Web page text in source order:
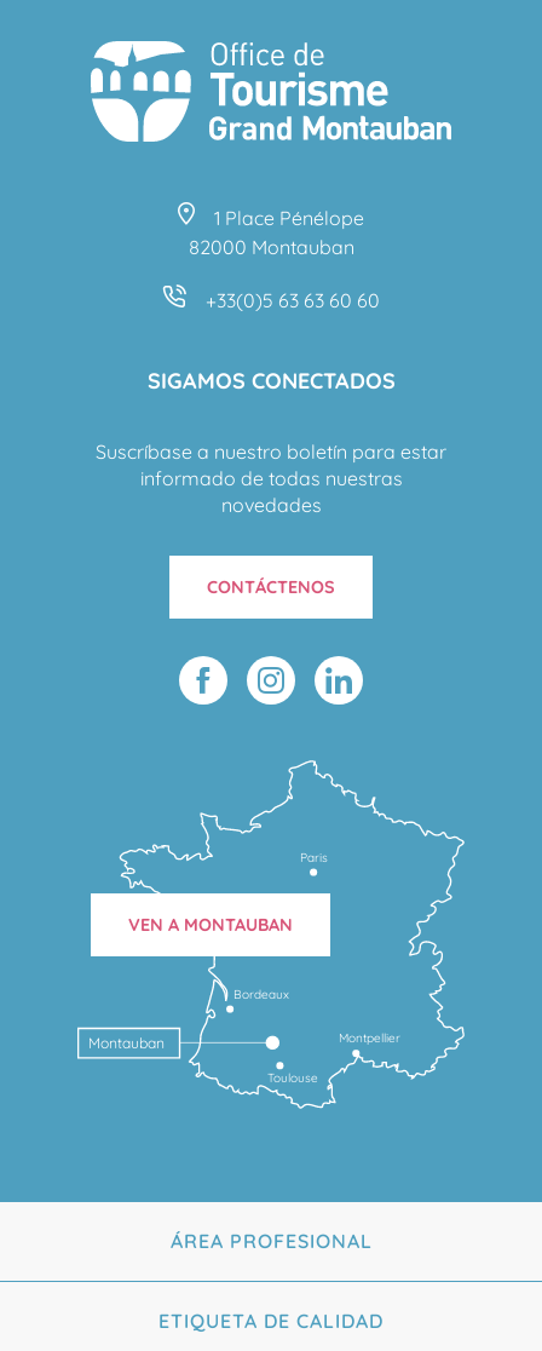
1 Place Pénélope
82000 Montauban
+33(0)5 63 63 60 60
SIGAMOS CONECTADOS
Suscríbase a nuestro boletín para estar
informado de todas nuestras
novedades
CONTÁCTENOS
Toulouse
Montpellier
Bordeaux
Montauban
Paris
VEN A MONTAUBAN
ÁREA PROFESIONAL
ETIQUETA DE CALIDAD